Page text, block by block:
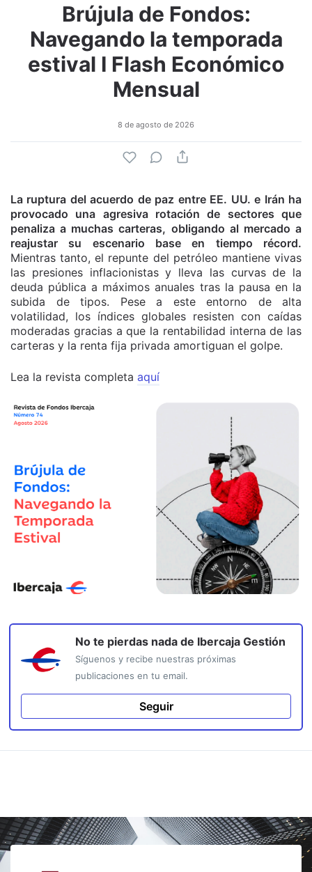
Brújula de Fondos:
Navegando la temporada
estival I Flash Económico
Mensual
8 de agosto de 2026
La ruptura del acuerdo de paz entre EE. UU. e Irán ha
provocado una agresiva rotación de sectores que
penaliza a muchas carteras, obligando al mercado a
reajustar su escenario base en tiempo récord.
Mientras tanto, el repunte del petróleo mantiene vivas
las presiones inflacionistas y lleva las curvas de la
deuda pública a máximos anuales tras la pausa en la
subida de tipos. Pese a este entorno de alta
volatilidad, los índices globales resisten con caídas
moderadas gracias a que la rentabilidad interna de las
carteras y la renta fija privada amortiguan el golpe.
Lea la revista completa aquí
No te pierdas nada de Ibercaja Gestión
Síguenos y recibe nuestras próximas
publicaciones en tu email.
Seguir